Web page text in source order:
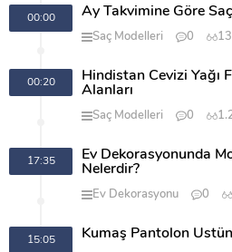
00:00 Ay Takvimine Göre
Saç Modelleri 0
00:20
Hindistan Cevizi Yağı
Alanları
Saç Modelleri 0
17:35
Ev Dekorasyonunda
Nelerdir?
Ev Dekorasyonu 0
15:05 Kumaş Pantolon